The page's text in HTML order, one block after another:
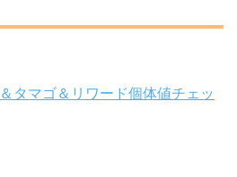
タマゴ＆リワード個体値チェッ